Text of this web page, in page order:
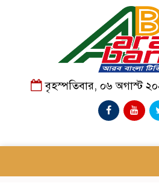
বৃহস্পতিবার, ০৬ অগাস্ট